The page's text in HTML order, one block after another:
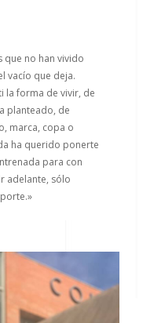
que no han vivido
vacío que deja.
la forma de vivir, de
planteado, de
marca, copa o
ha querido ponerte
para con
adelante, sólo